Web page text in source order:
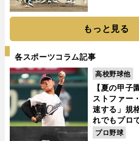
もっと見る
各スポーツコラム記事
【夏の甲
ストファー
速する」規
れでもプロ
選ぶ理由
高校野球他
プロ野球